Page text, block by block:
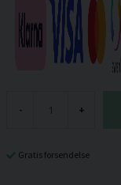
- +
Gratis forsendelse